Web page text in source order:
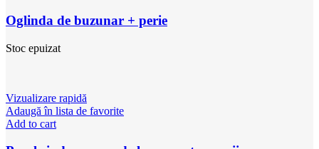
Oglinda de buzunar + perie
Stoc epuizat
Vizualizare rapidă
Adaugă în lista de favorite
Add to cart